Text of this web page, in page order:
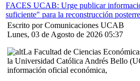
FACES UCAB: Urge publicar
suficiente" para la reconstrucción
Escrito por Comunicaciones UCAB
Lunes, 03 de Agosto de 2026 05:37
La Facultad de Ciencias
la Universidad Católica Andrés Bello
información oficial económica,